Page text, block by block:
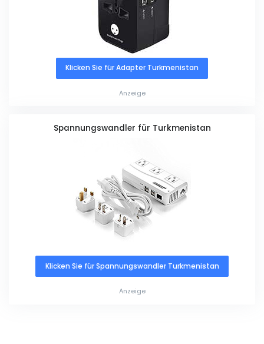
Klicken Sie für Adapter Turkmenistan
Anzeige
Spannungswandler für Turkmenistan
Klicken Sie für Spannungswandler Turkmenistan
Anzeige